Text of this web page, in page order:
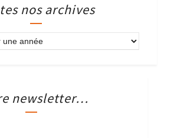
nos archives
newsletter…